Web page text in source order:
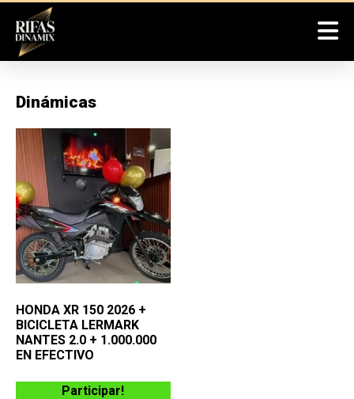
Dinámicas
HONDA XR 150 2026 +
BICICLETA LERMARK
NANTES 2.0 + 1.000.000
EN EFECTIVO
Participar!